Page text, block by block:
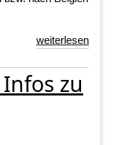
weiterlesen
zu